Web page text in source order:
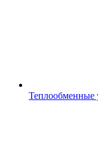
Теплообменные